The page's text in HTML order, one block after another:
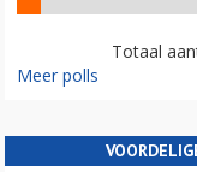
Totaal
Meer polls